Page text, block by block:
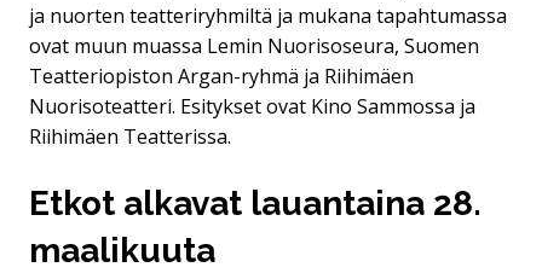
ja nuorten teatteriryhmiltä ja mukana tapahtumassa
ovat muun muassa Lemin Nuorisoseura, Suomen
Teatteriopiston Argan-ryhmä ja Riihimäen
Nuorisoteatteri. Esitykset ovat Kino Sammossa ja
Riihimäen Teatterissa.
Etkot alkavat lauantaina 28.
maalikuuta